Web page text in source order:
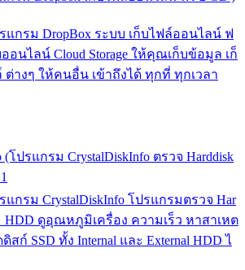
กรม DropBox ระบบ เก็บไฟล์ออนไลน์ ฟ
อนไลน์ Cloud Storage ให้คุณเก็บข้อมูล เก็
างๆ ให้คนอื่น เข้าถึงได้ ทุกที่ ทุกเวลา
(โปรแกรม CrystalDiskInfo ตรวจ Harddisk
กรม CrystalDiskInfo โปรแกรมตรวจ Har
HDD ดูอุณหภูมิเครื่อง ความเร็ว หาสาเหต
ก์ SSD ทั้ง Internal และ External HDD ไ